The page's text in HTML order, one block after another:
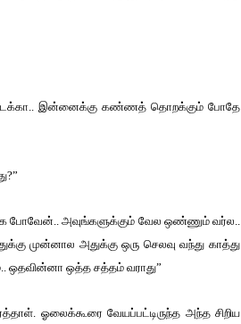
இன்னைக்கு கண்ணத் தொறக்கும் போதே
போவேன்.. அவுங்களுக்கும் வேல ஒண்ணும் வர்ல..
முன்னால அதுக்கு ஒரு செலவு வந்து காத்து
ஒதவின்னா ஒத்த சத்தம் வராது”
ஓலைக்கூரை வேயப்பட்டிருந்த அந்த சிறிய